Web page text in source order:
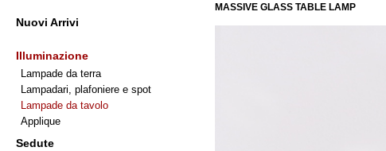
Menu
di
navigzione
Nuovi Arrivi
Illuminazione
Lampade da terra
Lampadari, plafoniere e spot
Lampade da tavolo
Applique
Sedute
MASSIVE GLASS TABLE LAMP